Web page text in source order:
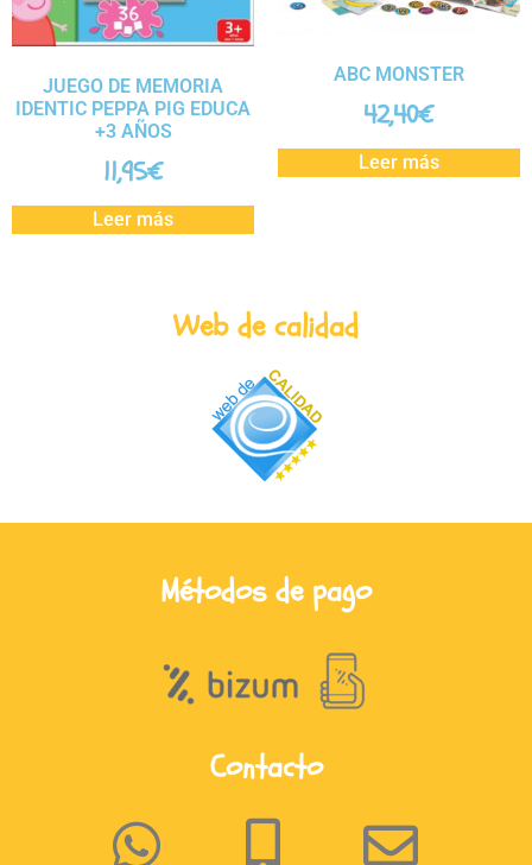
JUEGO DE MEMORIA
IDENTIC PEPPA PIG EDUCA
+3 AÑOS
11,95€
Leer más
ABC MONSTER
42,40€
Leer más
Web de calidad
Métodos de pago
Contacto